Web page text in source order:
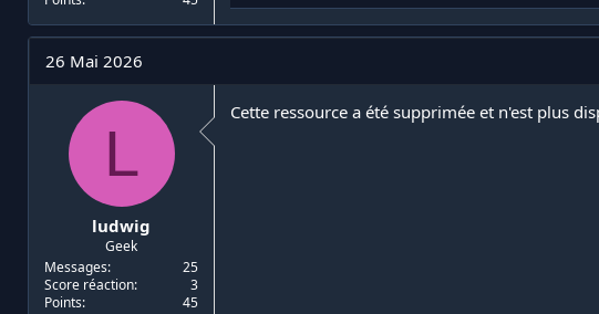
a
c
n
26 Mai 2026
L
ludwig
Geek
Messages
25
Score réaction
3
Points
45
Cette ressource a été supprimée et n'est plus